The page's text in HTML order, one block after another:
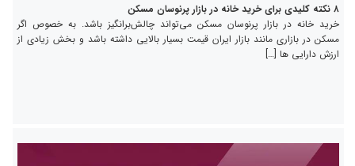
۸ نکته کلیدی برای خرید خانه در بازار پرنوسان مسکن
خرید خانه در بازار پرنوسان مسکن می‌تواند چالش‌برانگیز باشد. به خصوص اگر
مسکن در بازاری مانند بازار ایران قیمت بسیار بالایی داشته باشد و بخش زیادی از
ارزش دارایی ها […]